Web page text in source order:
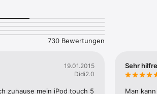
der „Mein iPhone suchen“-App eine Liste der
auf deinem Gerät aktiviert sein, bevor
das iPad, der iPod touch oder der Mac
730 Bewertungen
19.01.2015
Didi2.0
zuhause mein iPod touch 5
Sehr
Man